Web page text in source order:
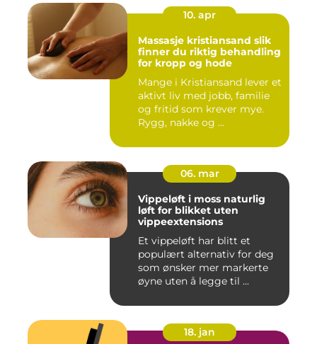
10. apr
Massasje kristiansand slik
finner du riktig behandling
for kropp og hode
Mange i Kristiansand lever et
aktivt liv med jobb, familie
og fritid som krever mye.
Rygg, nakke og ...
06. mar
Vippeløft i moss naturlig
løft for blikket uten
vippeextensions
Et vippeløft har blitt et
populært alternativ for deg
som ønsker mer markerte
øyne uten å legge til ...
18. jan